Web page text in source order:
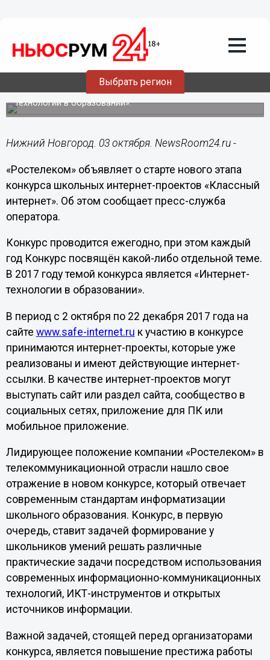
Выбрать регион
«Ростелеком» запускает конкурс
школьных интернет-проектов 2017
года
В 2017 году темой конкурса является «Интернет-
технологии в образовании».
Нижний Новгород. 03 октября. NewsRoom24.ru -
«Ростелеком» объявляет о старте нового этапа
конкурса школьных интернет-проектов «Классный
интернет». Об этом сообщает пресс-служба
оператора.
Конкурс проводится ежегодно, при этом каждый
год Конкурс посвящён какой-либо отдельной теме.
В 2017 году темой конкурса является «Интернет-
технологии в образовании».
В период с 2 октября по 22 декабря 2017 года на
сайте www.safe-internet.ru к участию в конкурсе
принимаются интернет-проекты, которые уже
реализованы и имеют действующие интернет-
ссылки. В качестве интернет-проектов могут
выступать сайт или раздел сайта, сообщество в
социальных сетях, приложение для ПК или
мобильное приложение.
Лидирующее положение компании «Ростелеком» в
телекоммуникационной отрасли нашло свое
отражение в новом конкурсе, который отвечает
современным стандартам информатизации
школьного образования. Конкурс, в первую
очередь, ставит задачей формирование у
школьников умений решать различные
практические задачи посредством использования
современных информационно-коммуникационных
технологий, ИКТ-инструментов и открытых
источников информации.
Важной задачей, стоящей перед организаторами
конкурса, является повышение престижа работы